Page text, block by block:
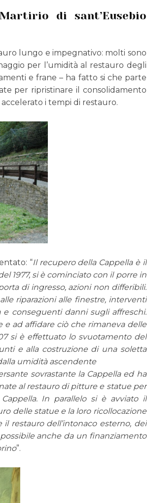
di sant’Eusebio
lungo e impegnativo: molti sono
per l’umidità al restauro degli
e frane – ha fatto si che parte
per ripristinare il consolidamento
i tempi di restauro.
“Il recupero della Cappella è il
1977, si è cominciato con il porre in
di ingresso, azioni non differibili.
riparazioni alle finestre, interventi
conseguenti danni sugli affreschi.
e ad affidare ciò che rimaneva delle
si è effettuato lo svuotamento del
e alla costruzione di una soletta
umidità ascendente
sovrastante la Cappella ed ha
al restauro di pitture e statue per
In parallelo si è avviato il
delle statue e la loro ricollocazione
restauro dell’intonaco esterno, dei
anche da un finanziamento
”.